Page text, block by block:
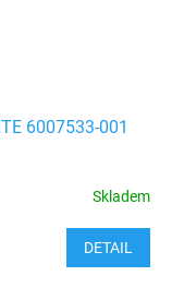
6007533-001
Skladem
DETAIL